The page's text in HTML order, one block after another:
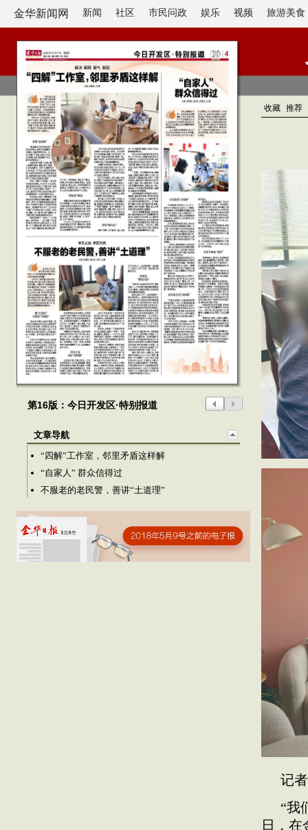
金华新闻网 新闻 社区 市民问政 娱乐 视频 旅游美食
第16版：今日开发区·特别报道
文章导航
“四解”工作室，邻里矛盾这样解
“自家人” 群众信得过
不服老的老民警，善讲“土道理”
收藏 推荐
记
“我
日，在